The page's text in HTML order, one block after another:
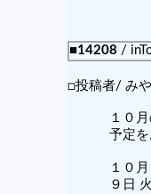
■14208 /
□投稿者/ み
１０
予定
１０
９日